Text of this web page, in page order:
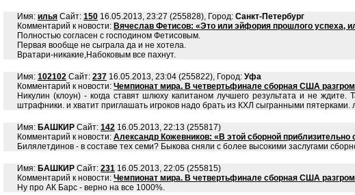
Имя: илья Сайт: 150 16.05.2013, 23:27 (255828), Город: Санкт-Петербург
Комментарий к новости: Вячеслав Фетисов: «Это или эйфория прошлого успеха,
Полностью согласен с господином Фетисовым.
Первая вообще не сыграла да и не хотела.
Вратари-никакие,Набоковым все пахнут.
Имя: 102102 Сайт: 237 16.05.2013, 23:04 (255822), Город: Уфа
Комментарий к новости: Чемпионат мира. В четвертьфинале сборная США
Никулин (клоун) - когда ставят шлюху капитаном лучшего результата и не
штрафники. и хватит приглашать игроков надо брать из КХЛ сыгранными
Имя: БАШКИР Сайт: 142 16.05.2013, 22:13 (255817)
Комментарий к новости: Александр Кожевников: «В этой сборной приблизительно
Билялетдинов - в составе тех семи? Быкова сняли с более высокими заслугами
Имя: БАШКИР Сайт: 231 16.05.2013, 22:05 (255815)
Комментарий к новости: Чемпионат мира. В четвертьфинале сборная США
Ну про АК Барс - верно на все 1000%.